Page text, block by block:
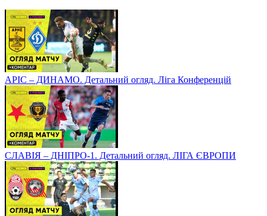
АРІС – ДИНАМО. Детальний огляд. Ліга Конференцій
СЛАВІЯ – ДНІПРО-1. Детальний огляд. ЛІГА ЄВРОПИ